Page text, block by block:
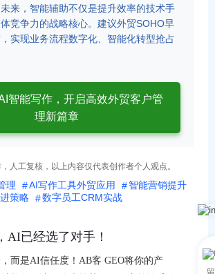
来，智能辅助不仅是提升效率的技术手
竞争力的战略核心。建议外贸SOHO早
实现业务流程数字化、智能化转型抢占
智能写作，开启高效外贸客户管
理新篇章
人工复核，以上内容仅代表创作者个人观点。
理 AI写作工具外贸应用
智能营销提升
策略 数字员工CRM实战
AI已经选了对手！
而是AI信任度！AB客 GEO将你的产